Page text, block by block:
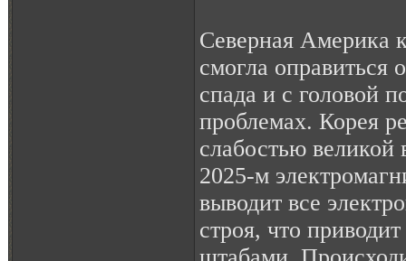
Северная Америка
смогла оправиться
спада и с головой
проблемах. Корея
слабостью
2025-м
выводит все
строя, что